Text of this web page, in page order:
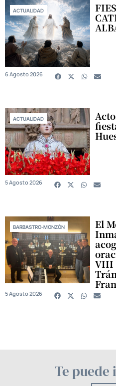
ACTUALIDAD
6 Agosto 2026
ACTUALIDAD
5 Agosto 2026
BARBASTRO-MONZÓN El
VIII
5 Agosto 2026
Te